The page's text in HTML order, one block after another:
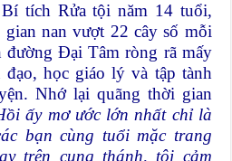
tích Rửa tội năm 14 tuổi,
gian nan vượt 22 cây số mỗi
đường Đại Tâm ròng rã mấy
học giáo lý và tập tành
Nhớ lại quãng thời gian
ấy mơ ước lớn nhất chỉ là
bạn cùng tuổi mặc trang
trên cung thánh, tôi cảm